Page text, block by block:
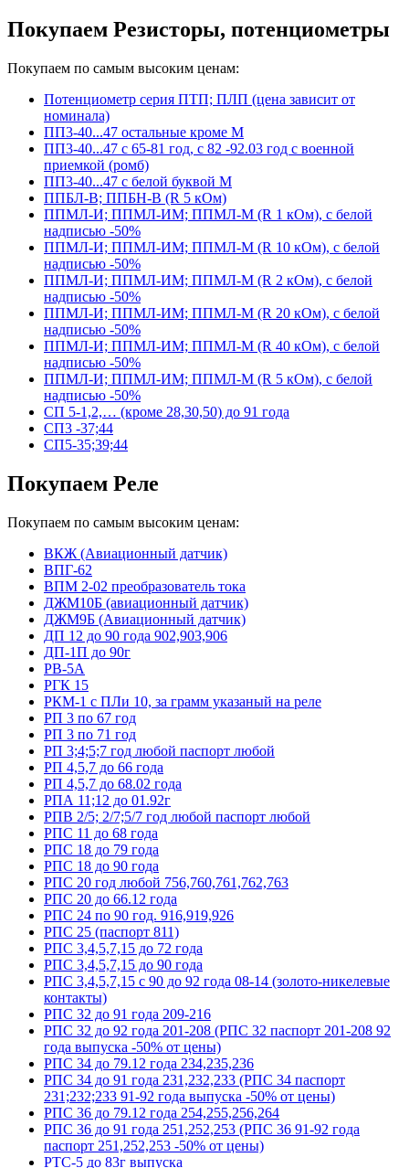
Покупаем Резисторы, потенциометры
Покупаем по самым высоким ценам:
Потенциометр серия ПТП; ПЛП (цена зависит от
номинала)
ПП3-40...47 остальные кроме М
ПП3-40...47 с 65-81 год, с 82 -92.03 год с военной
приемкой (ромб)
ПП3-40...47 с белой буквой М
ППБЛ-В; ППБН-В (R 5 кОм)
ППМЛ-И; ППМЛ-ИМ; ППМЛ-М (R 1 кОм), с белой
надписью -50%
ППМЛ-И; ППМЛ-ИМ; ППМЛ-М (R 10 кОм), с белой
надписью -50%
ППМЛ-И; ППМЛ-ИМ; ППМЛ-М (R 2 кОм), с белой
надписью -50%
ППМЛ-И; ППМЛ-ИМ; ППМЛ-М (R 20 кОм), с белой
надписью -50%
ППМЛ-И; ППМЛ-ИМ; ППМЛ-М (R 40 кОм), с белой
надписью -50%
ППМЛ-И; ППМЛ-ИМ; ППМЛ-М (R 5 кОм), с белой
надписью -50%
СП 5-1,2,… (кроме 28,30,50) до 91 года
СП3 -37;44
СП5-35;39;44
Покупаем Реле
Покупаем по самым высоким ценам:
ВКЖ (Авиационный датчик)
ВПГ-62
ВПМ 2-02 преобразователь тока
ДЖМ10Б (авиационный датчик)
ДЖМ9Б (Авиационный датчик)
ДП 12 до 90 года 902,903,906
ДП-1П до 90г
РВ-5А
РГК 15
РКМ-1 с ПЛи 10, за грамм указаный на реле
РП 3 по 67 год
РП 3 по 71 год
РП 3;4;5;7 год любой паспорт любой
РП 4,5,7 до 66 года
РП 4,5,7 до 68.02 года
РПА 11;12 до 01.92г
РПВ 2/5; 2/7;5/7 год любой паспорт любой
РПС 11 до 68 года
РПС 18 до 79 года
РПС 18 до 90 года
РПС 20 год любой 756,760,761,762,763
РПС 20 до 66.12 года
РПС 24 по 90 год. 916,919,926
РПС 25 (паспорт 811)
РПС 3,4,5,7,15 до 72 года
РПС 3,4,5,7,15 до 90 года
РПС 3,4,5,7,15 с 90 до 92 года 08-14 (золото-никелевые
контакты)
РПС 32 до 91 года 209-216
РПС 32 до 92 года 201-208 (РПС 32 паспорт 201-208 92
года выпуска -50% от цены)
РПС 34 до 79.12 года 234,235,236
РПС 34 до 91 года 231,232,233 (РПС 34 паспорт
231;232;233 91-92 года выпуска -50% от цены)
РПС 36 до 79.12 года 254,255,256,264
РПС 36 до 91 года 251,252,253 (РПС 36 91-92 года
паспорт 251,252,253 -50% от цены)
РТС-5 до 83г выпуска